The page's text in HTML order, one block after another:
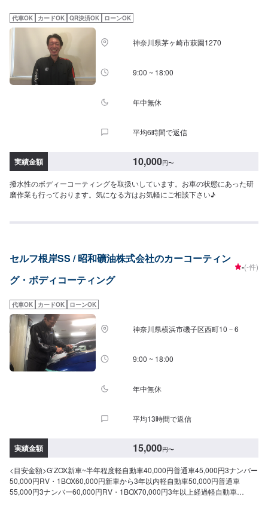
チ9,880円16~19インチ11,200円20インチ~13,200円Wホイールコーティング
表4本~15インチ14,800円16~19インチ16,800円20インチ~19,900円
代車OK カードOK QR決済OK ローンOK
神奈川県茅ヶ崎市萩園1270
9:00 ~ 18:00
年中無休
平均6時間で返信
実績金額 10,000円〜
撥水性のボディーコーティングを取扱いしています。お車の状態にあった研
磨作業も行っております。気になる方はお気軽にご相談下さい♪
セルフ根岸SS / 昭和礦油株式会社のカーコーティン
グ・ボディコーティング
-(-件)
代車OK カードOK ローンOK
神奈川県横浜市磯子区西町10－6
9:00 ~ 18:00
年中無休
平均13時間で返信
実績金額 15,000円〜
<目安金額>G’ZOX新車~半年程度軽自動車40,000円普通車45,000円3ナンバー
50,000円RV・1BOX60,000円新車から3年以内軽自動車50,000円普通車
55,000円3ナンバー60,000円RV・1BOX70,000円3年以上経過軽自動車